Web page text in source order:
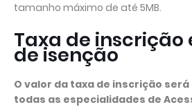
tamanho máximo de até 5MB.
Taxa de inscrição
de isenção
O valor da taxa de inscrição será
todas as especialidades de